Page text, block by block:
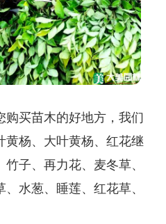
购买苗木的好地方，我们
黄杨、大叶黄杨、红花继
竹子、再力花、麦冬草、
水葱、睡莲、红花草、